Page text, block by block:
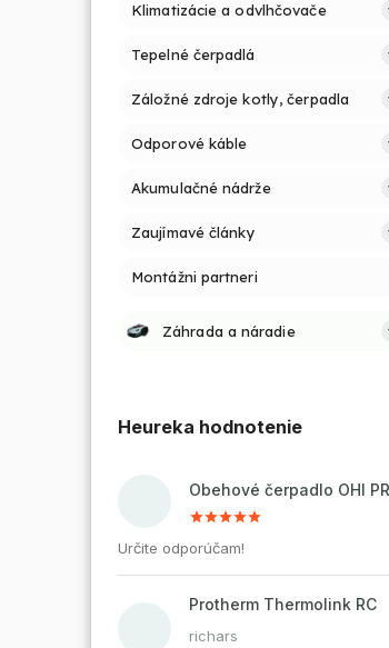
Klimatizácie a odvlhčovače
Tepelné čerpadlá
Záložné zdroje kotly, čerpadla
Odporové káble
Akumulačné nádrže
Zaujímavé články
Montážni partneri
Záhrada a náradie
Heureka hodnotenie
Určite odporúčam!
Protherm Thermolink RC
richars